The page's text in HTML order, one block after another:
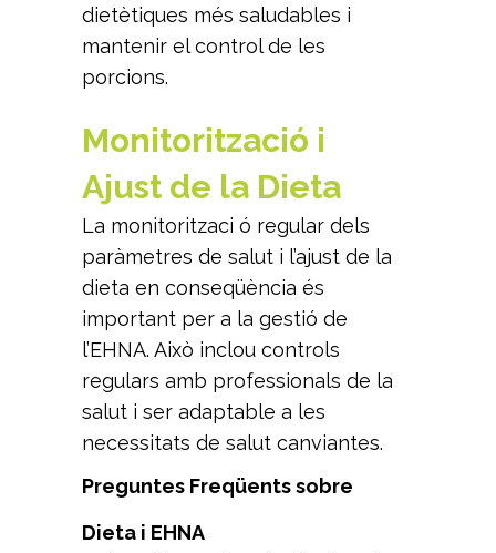
dietètiques més saludables i
mantenir el control de les
porcions.
Monitorització i
Ajust de la Dieta
La monitoritzaci ó regular dels
paràmetres de salut i l’ajust de la
dieta en conseqüència és
important per a la gestió de
l’EHNA. Això inclou controls
regulars amb professionals de la
salut i ser adaptable a les
necessitats de salut canviantes.
Preguntes Freqüents sobre
Dieta i EHNA